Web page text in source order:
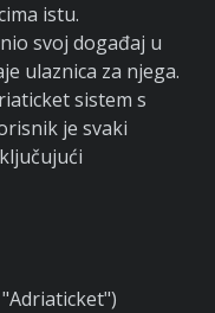
istu.
svoj događaj u
ulaznica za njega.
sistem s
je svaki